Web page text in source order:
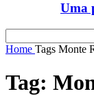
Uma
Home Tags Monte
Tag: